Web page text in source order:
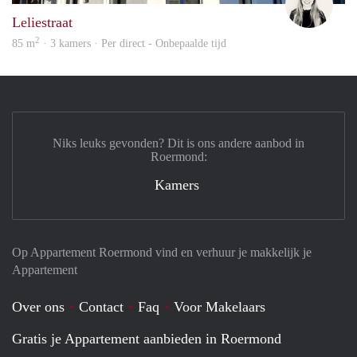
Leliestraat
85 m2 · 3 kamers · Per direct - Onbepaalde tijd
Op Appartement Roermond vind en verhuur je makkelijk je
Appartement
Over ons Contact Faq
Voor Makelaars
Gratis je Appartement aanbieden in Roermond
Niks leuks gevonden? Dit is ons andere aanbod in
Roermond:
Kamers